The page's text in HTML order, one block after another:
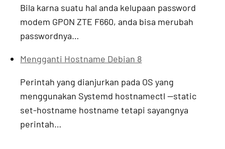
Bila karna suatu hal anda kelupaan password
modem GPON ZTE F660, anda bisa merubah
passwordnya…
Mengganti Hostname Debian 8
Perintah yang dianjurkan pada OS yang
menggunakan Systemd hostnamectl --static
set-hostname hostname tetapi sayangnya
perintah…